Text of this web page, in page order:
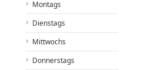
Montags
Dienstags
Mittwochs
Donnerstags